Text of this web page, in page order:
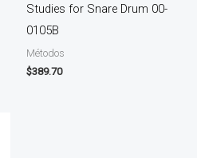
Studies for Snare Drum 00-
0105B
Métodos
$389.70